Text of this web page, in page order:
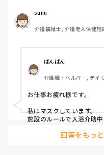
窓のない浴室で換気扇をつ
でしんどいです😓アドバイ
sunu
介護福祉士, 介護老人保健施
ばんばん
介護職・ヘルパー, デイ
お仕事お疲れ様です。
私はマスクしています。
施設のルールで入浴介助中
なっていますが、 回答をもっ